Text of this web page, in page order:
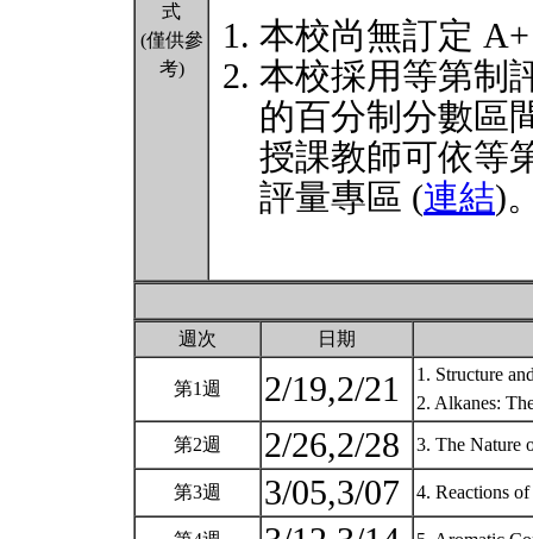
式
(僅供參
考)
本校尚無訂定
本校採用等第制
的百分制分數區
授課教師可依等
評量專區 (連結)
週次 日期
第1週 2/19,2/21
1. Structure
2. Alkanes:
第2週 2/26,2/28 3. The Nature
第3週 3/05,3/07 4. Reactions